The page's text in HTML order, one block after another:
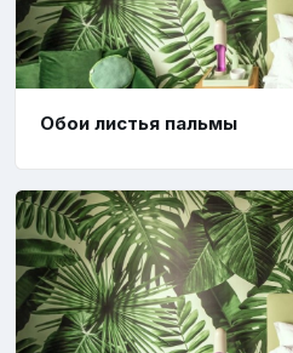
Обои листья пальмы